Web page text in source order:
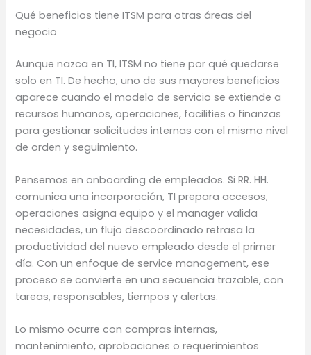
Qué beneficios tiene ITSM para otras áreas del
negocio
Aunque nazca en TI, ITSM no tiene por qué quedarse
solo en TI. De hecho, uno de sus mayores beneficios
aparece cuando el modelo de servicio se extiende a
recursos humanos, operaciones, facilities o finanzas
para gestionar solicitudes internas con el mismo nivel
de orden y seguimiento.
Pensemos en onboarding de empleados. Si RR. HH.
comunica una incorporación, TI prepara accesos,
operaciones asigna equipo y el manager valida
necesidades, un flujo descoordinado retrasa la
productividad del nuevo empleado desde el primer
día. Con un enfoque de service management, ese
proceso se convierte en una secuencia trazable, con
tareas, responsables, tiempos y alertas.
Lo mismo ocurre con compras internas,
mantenimiento, aprobaciones o requerimientos